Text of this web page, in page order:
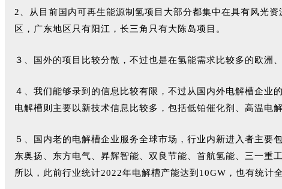
2、从目前国内可再生能源制氢项目大部分都集中在具有风光
区，广东地区只有阳江，长三角只有大陈岛项目。
３、国外的项目比较分散，不过也是在氢能需求比较多的欧洲
４、我们能够录到的信息比较有限，不过从国内外电解槽企
电解槽则主要以新技术信息比较多，包括低铂催化剂、高温电解
５、国内老的电解槽企业服务全球市场，行业内新进入者主
东奥扬、东方电气、昇辉智能、双良节能、首航氢能、三一重
所以，此前行业统计2022年电解槽产能达到10GW，也有统计